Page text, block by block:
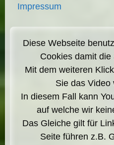
Impressum
Diese Webseite
Cookies damit
Mit dem weiteren
Sie das Video
In diesem Fall kann
auf welche wir
Das Gleiche gilt für
Seite führen z.B.